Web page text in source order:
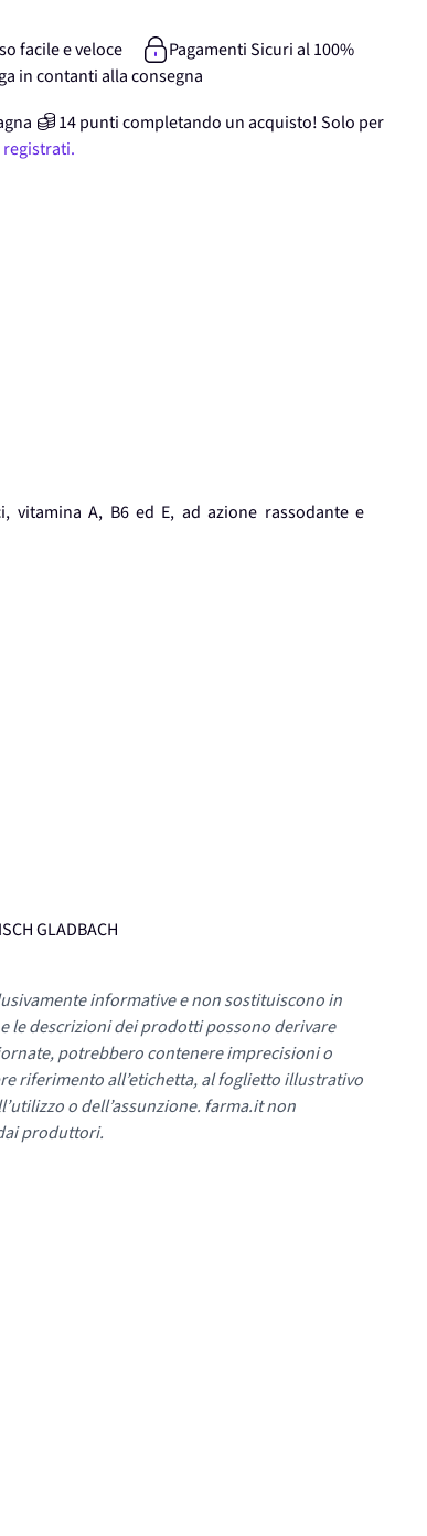
facile e veloce
Pagamenti Sicuri al 100%
in contanti alla consegna
14punticompletando un acquisto! Solo per
registrati.
A, B6 ed E, ad azione rassodante e
GLADBACH
informative e non sostituiscono in
le descrizioni dei prodotti possono derivare
potrebbero contenere imprecisioni o
riferimento all’etichetta, al foglietto illustrativo
o dell’assunzione. farma.it non
produttori.